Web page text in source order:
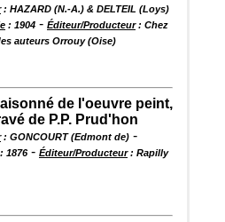
: HAZARD (N.-A.) & DELTEIL (Loys)
: 1904 - Éditeur/Producteur: Chez
auteurs Orrouy (Oise)
de l'oeuvre peint,
de P.P. Prud'hon
: GONCOURT (Edmont de) -
: 1876 - Éditeur/Producteur: Rapilly